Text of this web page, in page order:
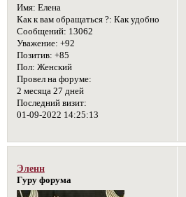
Имя: Елена
Как к вам обращаться ?: Как удобно
Сообщений: 13062
Уважение: +92
Позитив: +85
Пол: Женский
Провел на форуме:
2 месяца 27 дней
Последний визит:
01-09-2022 14:25:13
Эленн
Гуру форума